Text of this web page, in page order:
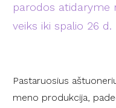
parodos atidaryme
veiks iki spalio 26 d.
Pastaruosius
meno produkcija,